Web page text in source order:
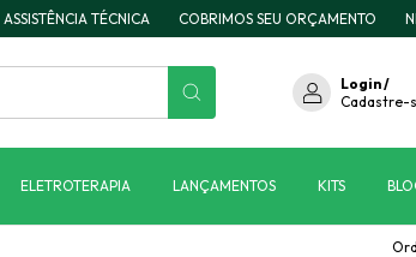
TÉCNICA COBRIMOS SEU ORÇAMENTO
Login/
Cadastre-
ELETROTERAPIA LANÇAMENTOS KITS